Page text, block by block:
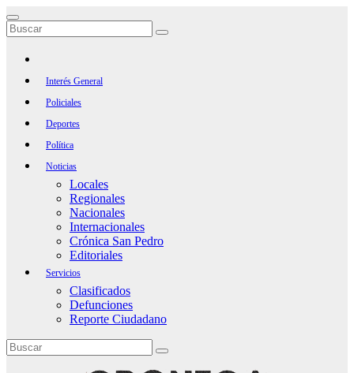
Saltar
al
contenido
Interés General
Policiales
Deportes
Política
Noticias
Locales
Regionales
Nacionales
Internacionales
Crónica San Pedro
Editoriales
Servicios
Clasificados
Defunciones
Reporte Ciudadano